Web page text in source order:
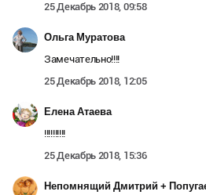
25 Декабрь 2018, 09:58
Ольга Муратова
Замечательно!!!!
25 Декабрь 2018, 12:05
Елена Атаева
!!!!!!!!!!
25 Декабрь 2018, 15:36
Непомнящий Дмитрий +